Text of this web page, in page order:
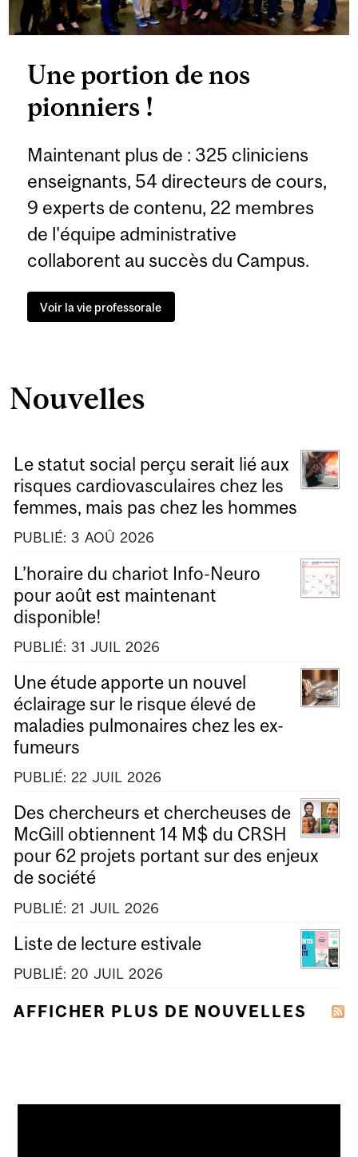
Une portion de nos
pionniers !
Maintenant plus de : 325 cliniciens
enseignants, 54 directeurs de cours,
9 experts de contenu, 22 membres
de l'équipe administrative
collaborent au succès du Campus.
Voir la vie professorale
Nouvelles
Le statut social perçu serait lié aux
risques cardiovasculaires chez les
femmes, mais pas chez les hommes
PUBLIÉ: 3 AOÛ 2026
L’horaire du chariot Info-Neuro
pour août est maintenant
disponible!
PUBLIÉ: 31 JUIL 2026
Une étude apporte un nouvel
éclairage sur le risque élevé de
maladies pulmonaires chez les ex-
fumeurs
PUBLIÉ: 22 JUIL 2026
Des chercheurs et chercheuses de
McGill obtiennent 14 M$ du CRSH
pour 62 projets portant sur des enjeux
de société
PUBLIÉ: 21 JUIL 2026
Liste de lecture estivale
PUBLIÉ: 20 JUIL 2026
AFFICHER PLUS DE NOUVELLES